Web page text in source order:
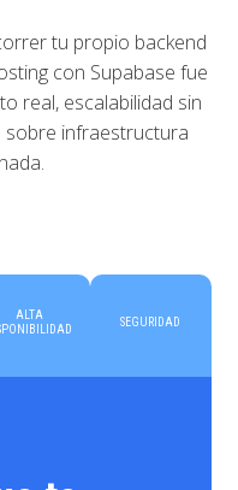
tu propio backend
con Supabase fue
real, escalabilidad sin
sobre infraestructura
ALTA
SEGURIDAD